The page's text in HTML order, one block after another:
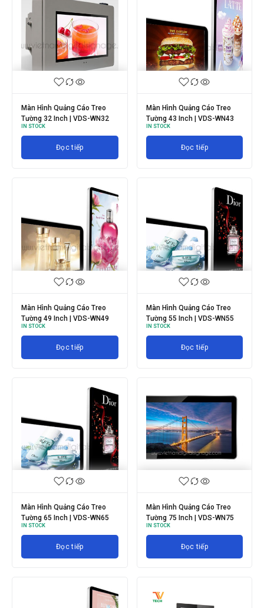
Màn Hình Quảng Cáo Treo
Tường 32 Inch | VDS-WN32
IN STOCK
Đọc tiếp
Màn Hình Quảng Cáo Treo
Tường 43 Inch | VDS-WN43
IN STOCK
Đọc tiếp
Màn Hình Quảng Cáo Treo
Tường 49 Inch | VDS-WN49
IN STOCK
Đọc tiếp
Màn Hình Quảng Cáo Treo
Tường 55 Inch | VDS-WN55
IN STOCK
Đọc tiếp
Màn Hình Quảng Cáo Treo
Tường 65 Inch | VDS-WN65
IN STOCK
Đọc tiếp
Màn Hình Quảng Cáo Treo
Tường 75 Inch | VDS-WN75
IN STOCK
Đọc tiếp